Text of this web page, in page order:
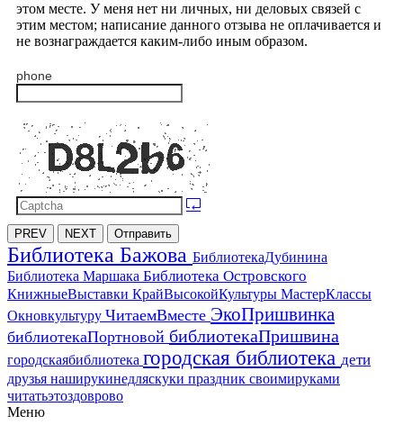
этом месте. У меня нет ни личных, ни деловых связей с
этим местом; написание данного отзыва не оплачивается и
не вознаграждается каким-либо иным образом.
phone
PREV NEXT Отправить
Библиотека Бажова БиблиотекаДубинина
Библиотека Маршака Библиотека Островского
КнижныеВыставки КрайВысокойКультуры МастерКлассы
Окновкультуру ЧитаемВместе ЭкоПришвинка
библиотекаПортновой библиотекаПришвина
городскаябиблиотека городская библиотека дети
друзья наширукинедляскуки праздник своимируками
читатьэтоздоврово
Меню